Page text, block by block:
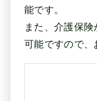
能です。
また、介護保
可能ですので、